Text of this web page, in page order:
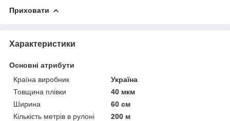
Приховати
Характеристики
Основні атрибути
Країна виробник
Україна
Товщина плівки
40 мкм
Ширина
60 см
Кількість метрів в рулоні
200 м